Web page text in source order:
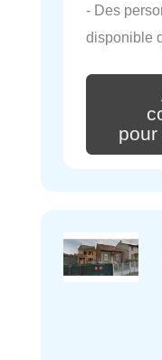
- Des
disponible
pour